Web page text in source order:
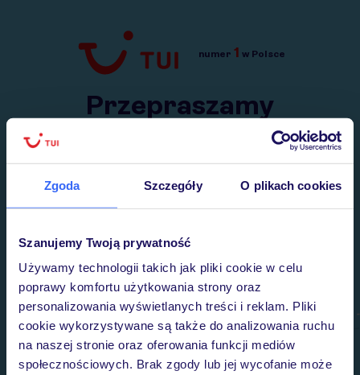
Zgoda Szczegóły O plikach cookies
Szanujemy Twoją prywatność
Używamy technologii takich jak pliki cookie w celu
poprawy komfortu użytkowania strony oraz
personalizowania wyświetlanych treści i reklam. Pliki
cookie wykorzystywane są także do analizowania ruchu
na naszej stronie oraz oferowania funkcji mediów
społecznościowych. Brak zgody lub jej wycofanie może
Przejdź do TUI.pl
numer 1 w Polsce
Przepraszamy
Wysłaliśmy nasz serwis na krótkie wakacje.